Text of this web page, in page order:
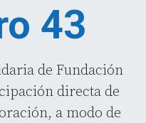
43
de Fundación
directa de
a modo de